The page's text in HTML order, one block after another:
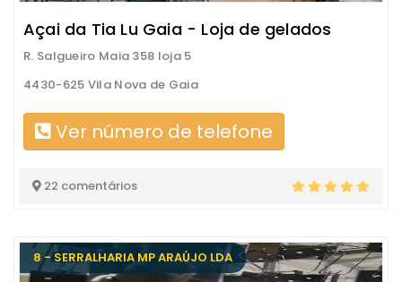
Açai da Tia Lu Gaia - Loja de gelados
R. Salgueiro Maia 358 loja 5
4430-625 Vila Nova de Gaia
Ver número de telefone
22 comentários
8 - SERRALHARIA MP ARAÚJO LDA